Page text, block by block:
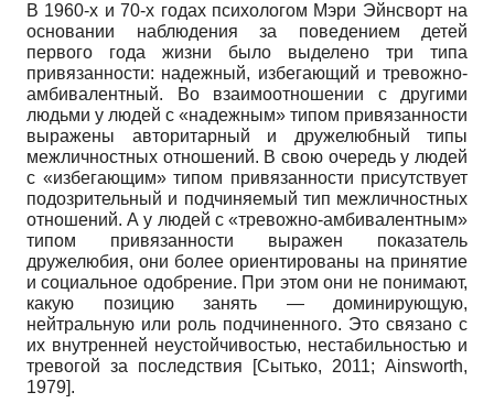
В 1960-х и 70-х годах психологом Мэри Эйнсворт на
основании наблюдения за поведением детей
первого года жизни было выделено три типа
привязанности: надежный, избегающий и тревожно-
амбивалентный. Во взаимоотношении с другими
людьми у людей с «надежным» типом привязанности
выражены авторитарный и дружелюбный типы
межличностных отношений. В свою очередь у людей
с «избегающим» типом привязанности присутствует
подозрительный и подчиняемый тип межличностных
отношений. А у людей с «тревожно-амбивалентным»
типом привязанности выражен показатель
дружелюбия, они более ориентированы на принятие
и социальное одобрение. При этом они не понимают,
какую позицию занять — доминирующую,
нейтральную или роль подчиненного. Это связано с
их внутренней неустойчивостью, нестабильностью и
тревогой за последствия
[Сытько, 2011; Ainsworth,
1979].